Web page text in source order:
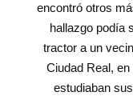
encontró otros
hallazgo podía
tractor a un
Ciudad Real,
estudiaban